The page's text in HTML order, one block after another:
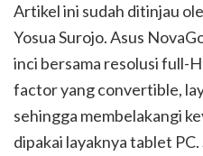
Artikel ini sudah ditinjau
Yosua Surojo. Asus
inci bersama resolusi full-
factor yang convertible,
sehingga membelakangi
dipakai layaknya tablet